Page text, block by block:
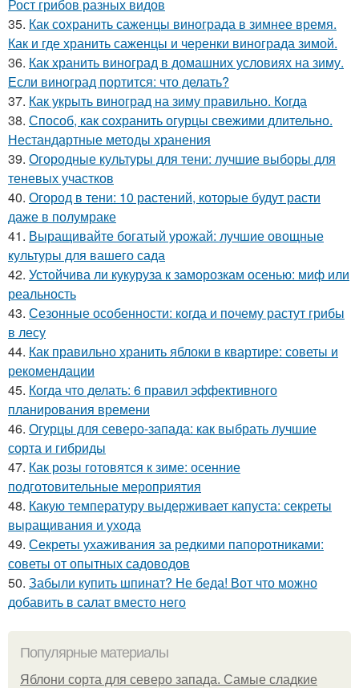
Рост грибов разных видов
35. Как сохранить саженцы винограда в зимнее время.
Как и где хранить саженцы и черенки винограда зимой.
36. Как хранить виноград в домашних условиях на зиму.
Если виноград портится: что делать?
37. Как укрыть виноград на зиму правильно. Когда
38. Способ, как сохранить огурцы свежими длительно.
Нестандартные методы хранения
39. Огородные культуры для тени: лучшие выборы для
теневых участков
40. Огород в тени: 10 растений, которые будут расти
даже в полумраке
41. Выращивайте богатый урожай: лучшие овощные
культуры для вашего сада
42. Устойчива ли кукуруза к заморозкам осенью: миф или
реальность
43. Сезонные особенности: когда и почему растут грибы
в лесу
44. Как правильно хранить яблоки в квартире: советы и
рекомендации
45. Когда что делать: 6 правил эффективного
планирования времени
46. Огурцы для северо-запада: как выбрать лучшие
сорта и гибриды
47. Как розы готовятся к зиме: осенние
подготовительные мероприятия
48. Какую температуру выдерживает капуста: секреты
выращивания и ухода
49. Секреты ухаживания за редкими папоротниками:
советы от опытных садоводов
50. Забыли купить шпинат? Не беда! Вот что можно
добавить в салат вместо него
Популярные материалы
Яблони сорта для северо запада. Самые сладкие